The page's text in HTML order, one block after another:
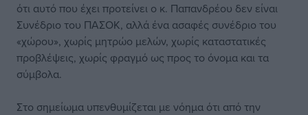
ότι αυτό που έχει προτείνει ο κ. Παπανδρέου δεν είναι
Συνέδριο του ΠΑΣΟΚ, αλλά ένα ασαφές συνέδριο του
«χώρου», χωρίς μητρώο μελών, χωρίς καταστατικές
προβλέψεις, χωρίς φραγμό ως προς το όνομα και τα
σύμβολα.
Στο σημείωμα υπενθυμίζεται με νόημα ότι από την